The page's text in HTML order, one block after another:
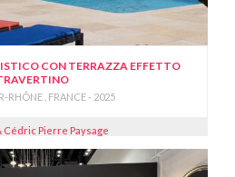
CON TERRAZZA EFFETTO
RHÔNE , FRANCE - 2025
Cédric Pierre Paysage